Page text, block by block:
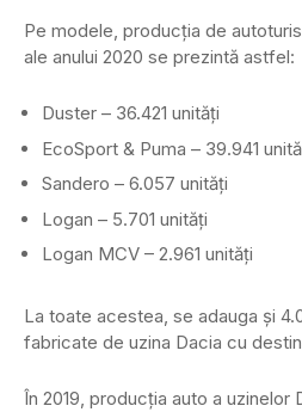
Pe modele, producţia de
ale anului 2020 se prezintă astfel:
Duster – 36.421 unităţi
EcoSport & Puma – 39.941
Sandero – 6.057 unităţi
Logan – 5.701 unităţi
Logan MCV – 2.961 unităţi
La toate acestea, se adauga şi
fabricate de uzina Dacia cu
În 2019, producţia auto a uzinelor